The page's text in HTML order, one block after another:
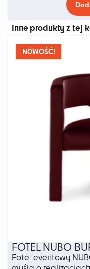
Inne produkty z tej
NOWOŚĆ!
FOTEL NUBO
Fotel eventowy